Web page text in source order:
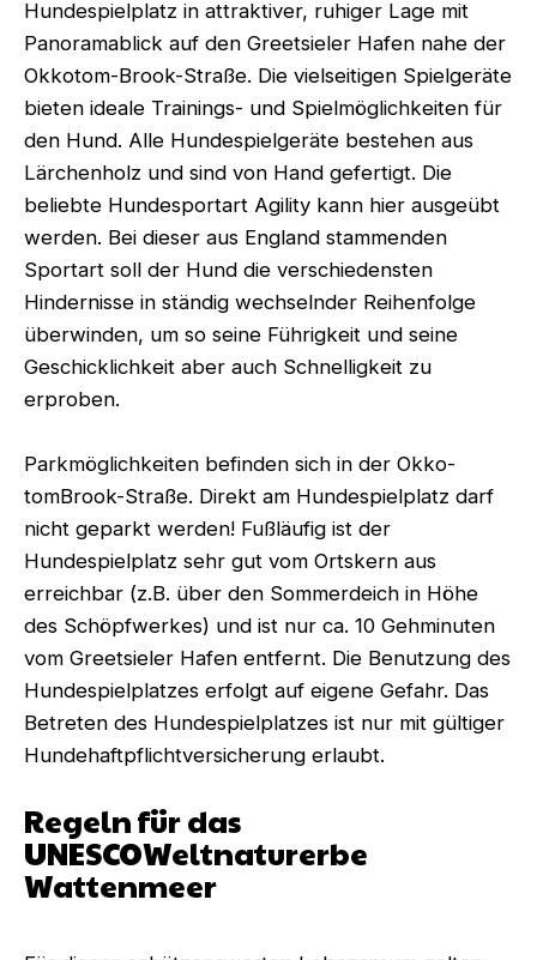
Hundespielplatz in attraktiver, ruhiger Lage mit
Panoramablick auf den Greetsieler Hafen nahe der
Okkotom-Brook-Straße. Die vielseitigen Spielgeräte
bieten ideale Trainings- und Spielmöglichkeiten für
den Hund. Alle Hundespielgeräte bestehen aus
Lärchenholz und sind von Hand gefertigt. Die
beliebte Hundesportart Agility kann hier ausgeübt
werden. Bei dieser aus England stammenden
Sportart soll der Hund die verschiedensten
Hindernisse in ständig wechselnder Reihenfolge
überwinden, um so seine Führigkeit und seine
Geschicklichkeit aber auch Schnelligkeit zu
erproben.
Parkmöglichkeiten befinden sich in der Okko-
tomBrook-Straße. Direkt am Hundespielplatz darf
nicht geparkt werden! Fußläufig ist der
Hundespielplatz sehr gut vom Ortskern aus
erreichbar (z.B. über den Sommerdeich in Höhe
des Schöpfwerkes) und ist nur ca. 10 Gehminuten
vom Greetsieler Hafen entfernt. Die Benutzung des
Hundespielplatzes erfolgt auf eigene Gefahr. Das
Betreten des Hundespielplatzes ist nur mit gültiger
Hundehaftpflichtversicherung erlaubt.
Regeln für das
UNESCOWeltnaturerbe
Wattenmeer